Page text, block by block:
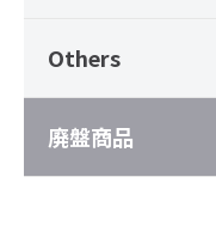
Others
廃盤商品